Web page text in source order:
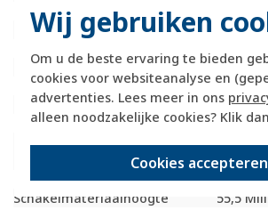
Wij gebruiken
Om u de beste ervaring te bieden
cookies voor websiteanalyse en
advertenties. Lees meer in ons
alleen noodzakelijke cookies? Klik dan
Cookies accepteren
Met stofbescherming
Met opdruk
Nee
Incl. connectoren
Nee
Draagring
Nee
Transparant
Nee
Uitvoering oppervlakte
Mat
Geschikt voor
beschermingsgraad (IP)
IP20
Schakelmateriaalbreedte
70,5
Schakelmateriaalhoogte
55,5